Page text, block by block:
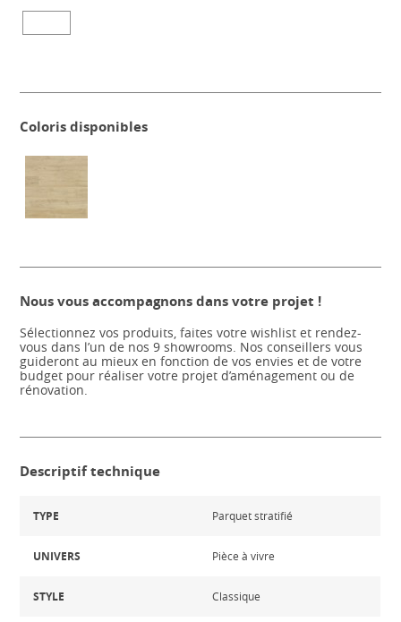
Coloris disponibles
Nous vous accompagnons dans votre projet !
Sélectionnez vos produits, faites votre wishlist et rendez-
vous dans l’un de nos 9 showrooms. Nos conseillers vous
guideront au mieux en fonction de vos envies et de votre
budget pour réaliser votre projet d’aménagement ou de
rénovation.
Descriptif technique
TYPE Parquet stratifié
UNIVERS Pièce à vivre
STYLE Classique